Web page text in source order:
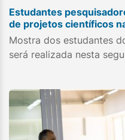
Estudantes
de projetos científicos
Mostra dos estudantes
será realizada nesta